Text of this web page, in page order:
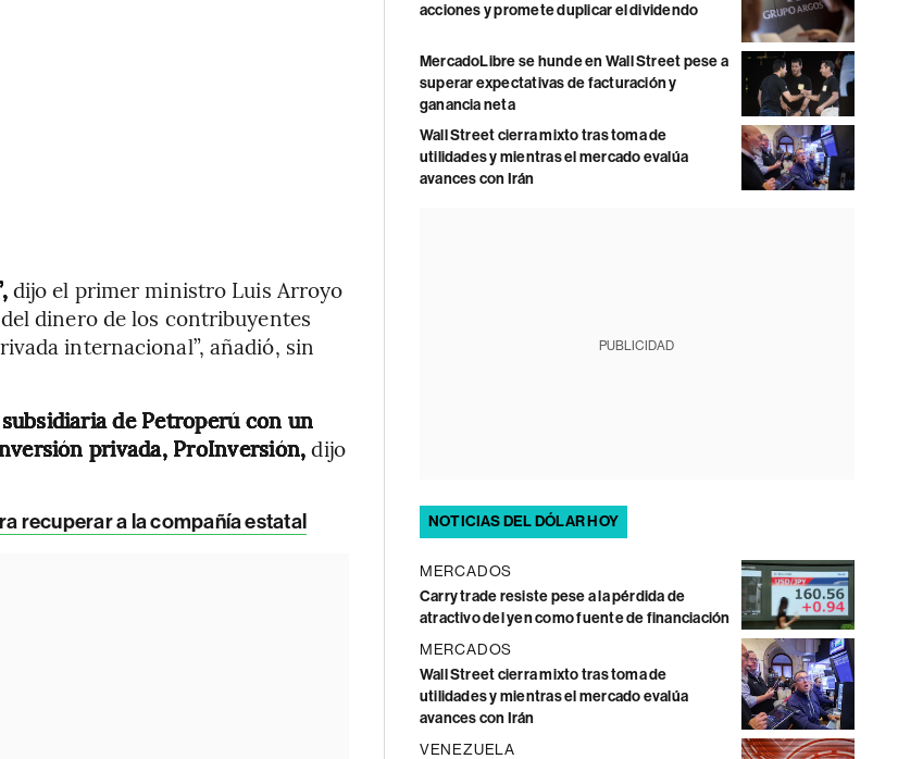
dijo el primer ministro Luis Arroyo
dinero de los contribuyentes
internacional”, añadió, sin
de Petroperú con un
privada, ProInversión,dijo
recuperar a la compañía estatal
acciones y promete duplicar el dividendo
MercadoLibre se hunde en Wall Street pese a
superar expectativas de facturación y
ganancia neta
Wall Street cierra mixto tras toma de
utilidades y mientras el mercado evalúa
avances con Irán
PUBLICIDAD
NOTICIAS DEL DÓLAR HOY
MERCADOS
Carry trade resiste pese a la pérdida de
atractivo del yen como fuente de financiación
MERCADOS
Wall Street cierra mixto tras toma de
utilidades y mientras el mercado evalúa
avances con Irán
VENEZUELA